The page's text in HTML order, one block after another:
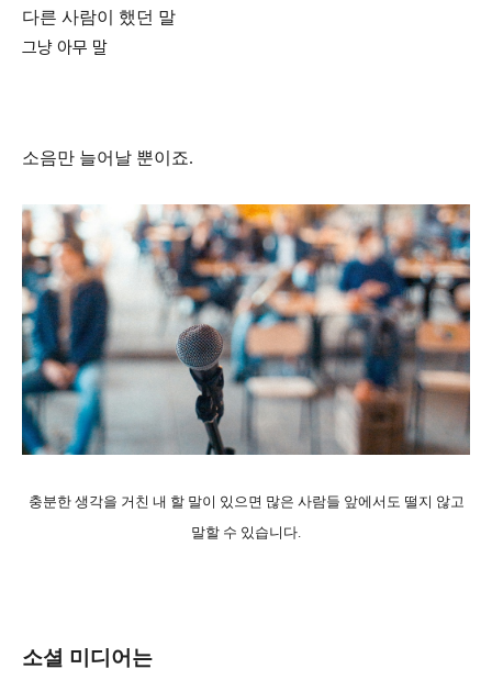
다른 사람이 했던 말
그냥 아무 말
소음만 늘어날 뿐이죠.
충분한 생각을 거친 내 할 말이 있으면 많은 사람들 앞에서도 떨지 않고
말할 수 있습니다.
소셜 미디어는